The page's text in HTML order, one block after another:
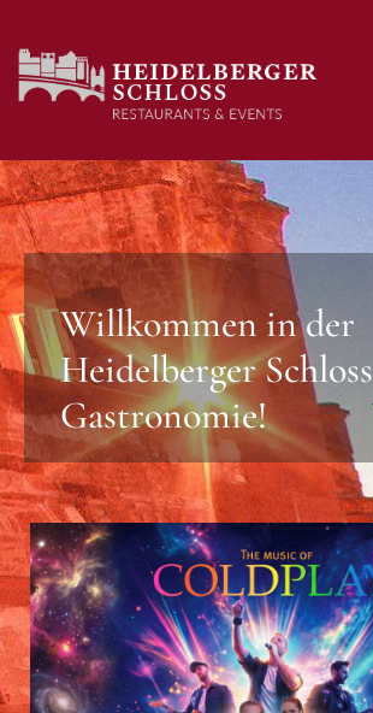
Willkommen in der
Heidelberger Schloss
Gastronomie!